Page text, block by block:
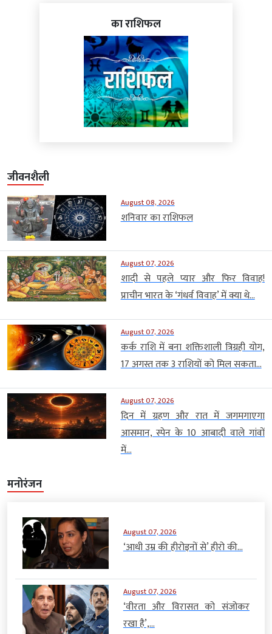
का राशिफल
जीवनशैली
August 08, 2026
शनिवार का राशिफल
August 07, 2026
शादी से पहले प्यार और फिर विवाह!
प्राचीन भारत के ‘गंधर्व विवाह’ में क्या थे...
August 07, 2026
कर्क राशि में बना शक्तिशाली त्रिग्रही योग,
17 अगस्त तक 3 राशियों को मिल सकता...
August 07, 2026
दिन में ग्रहण और रात में जगमगाएगा
आसमान, स्पेन के 10 आबादी वाले गांवों
में...
मनोरंजन
August 07, 2026
‘आधी उम्र की हीरोइनों से’ हीरो की...
August 07, 2026
‘वीरता और विरासत को संजोकर
रखा है’,...